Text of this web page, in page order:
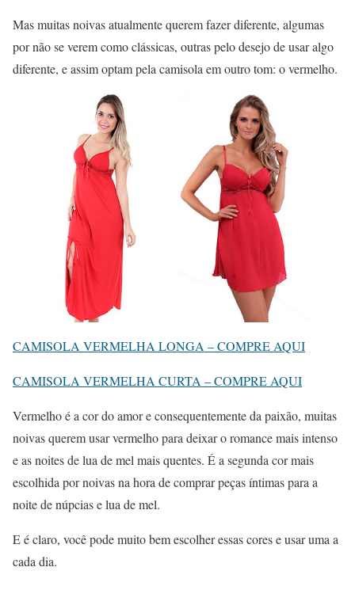
Mas muitas noivas atualmente querem fazer diferente, algumas
por não se verem como clássicas, outras pelo desejo de usar algo
diferente, e assim optam pela camisola em outro tom: o vermelho.
CAMISOLA VERMELHA LONGA – COMPRE AQUI
CAMISOLA VERMELHA CURTA – COMPRE AQUI
Vermelho é a cor do amor e consequentemente da paixão, muitas
noivas querem usar vermelho para deixar o romance mais intenso
e as noites de lua de mel mais quentes. É a segunda cor mais
escolhida por noivas na hora de comprar peças íntimas para a
noite de núpcias e lua de mel.
E é claro, você pode muito bem escolher essas cores e usar uma a
cada dia.